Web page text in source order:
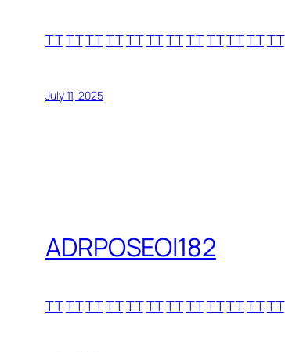
TTTTTTTTTTTTTTTTTTTTTTTT
July 11, 2025
ADRPOSEOI182
TTTTTTTTTTTTTTTTTTTTTTTT